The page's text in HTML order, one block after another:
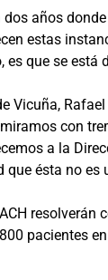
años
estas
que se está
Vicuña, Rafael
con
a la
ésta no es
resolverán
pacientes